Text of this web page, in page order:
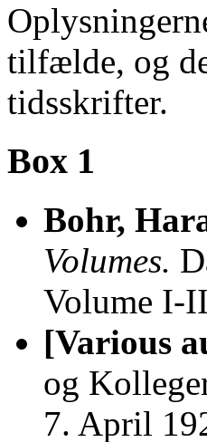
tilfælde, og
tidsskrifter.
Box 1
Bohr,
Volumes.
Volume I-
[Various
og
7. April